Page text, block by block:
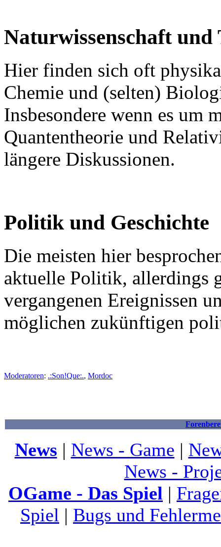
Naturwissenschaft und
Hier finden sich oft
Chemie und (selten)
Insbesondere wenn es um
Quantentheorie und
längere Diskussionen.
Politik und Geschichte
Die meisten hier
aktuelle Politik, allerdings
vergangenen Ereignissen
möglichen zukünftigen
Moderatoren: .:Son!Que:., Mordoc
News | News - Game |
News -
OGame - Das Spiel |
Spiel | Bugs und